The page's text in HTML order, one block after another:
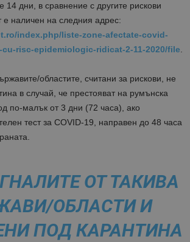
14 дни, в сравнение с другите рискови
наличен на следния адрес:
index.php/liste-zone-afectate-covid-
cu-risc-epidemiologic-ridicat-2-11-2020/file.
областите, считани за рискови, не
в случай, че престояват на румънска
по-малък от 3 дни (72 часа), ако
тест за COVID-19, направен до 48 часа
ОТ ТАКИВА
ОБЛАСТИ И
ПОД КАРАНТИНА